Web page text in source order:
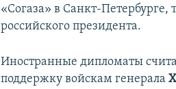
«Согаза» в Санкт-
российского президента.
Иностранные дипломаты
поддержку войскам генерала